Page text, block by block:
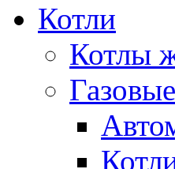
Котли
Котлы